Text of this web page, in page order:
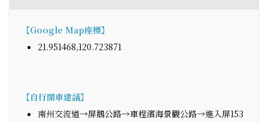
【Google Map座標】
21.951468,120.723871
【自行開車建議】
南州交流道→屏鵝公路→車程濱海景觀公路→進入屏153